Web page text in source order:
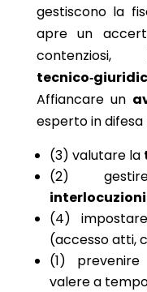
gestiscono la
apre un
Affiancare un
esperto in
(3) valutare la
(2)
interlocuzioni
(4)
(accesso atti,
(1) prevenire
valere a